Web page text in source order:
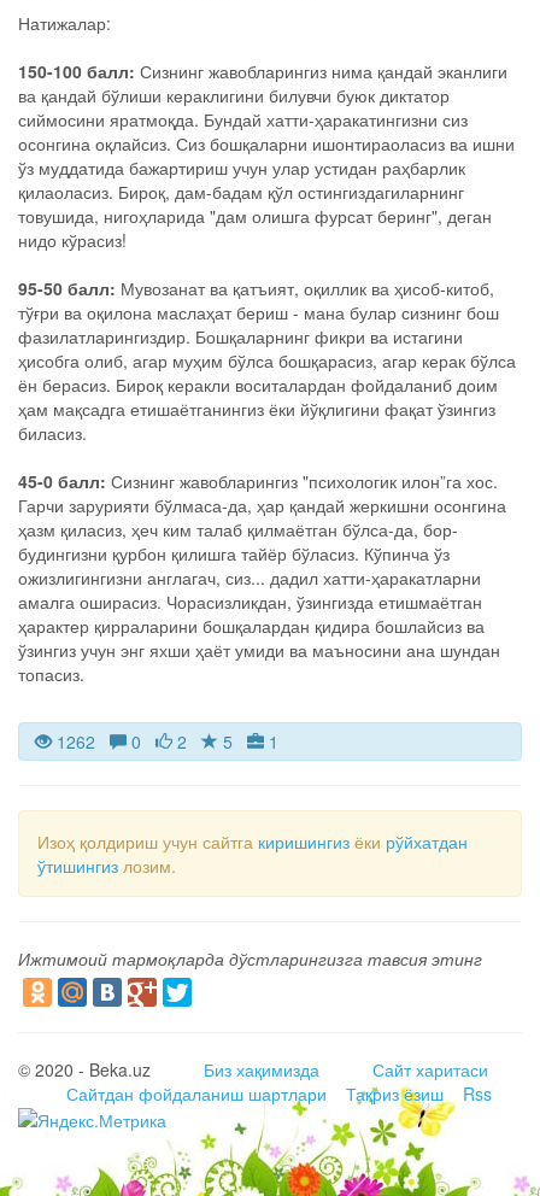
Натижалар:
150-100 балл: Сизнинг жавобларингиз нима қандай эканлиги
ва қандай бўлиши кераклигини билувчи буюк диктатор
сиймосини яратмоқда. Бундай хатти-ҳаракатингизни сиз
осонгина оқлайсиз. Сиз бошқаларни ишонтираоласиз ва ишни
ўз муддатида бажартириш учун улар устидан раҳбарлик
қилаоласиз. Бироқ, дам-бадам қўл остингиздагиларнинг
товушида, нигоҳларида "дам олишга фурсат беринг", деган
нидо кўрасиз!
95-50 балл: Мувозанат ва қатъият, оқиллик ва ҳисоб-китоб,
тўғри ва оқилона маслаҳат бериш - мана булар сизнинг бош
фазилатларингиздир. Бошқаларнинг фикри ва истагини
ҳисобга олиб, агар муҳим бўлса бошқарасиз, агар керак бўлса
ён берасиз. Бироқ керакли воситалардан фойдаланиб доим
ҳам мақсадга етишаётганингиз ёки йўқлигини фақат ўзингиз
биласиз.
45-0 балл: Сизнинг жавобларингиз "психологик илон”га хос.
Гарчи зарурияти бўлмаса-да, ҳар қандай жеркишни осонгина
ҳазм қиласиз, ҳеч ким талаб қилмаётган бўлса-да, бор-
будингизни қурбон қилишга тайёр бўласиз. Кўпинча ўз
ожизлигингизни англагач, сиз... дадил хатти-ҳаракатларни
амалга оширасиз. Чорасизликдан, ўзингизда етишмаётган
ҳарактер қирраларини бошқалардан қидира бошлайсиз ва
ўзингиз учун энг яхши ҳаёт умиди ва маъносини ана шундан
топасиз.
1262 0 2 5 1
Изоҳ қолдириш учун сайтга киришингиз ёки рўйхатдан
ўтишингиз лозим.
Ижтимоий тармоқларда дўстларингизга тавсия этинг
© 2020 - Beka.uz Биз хақимизда
Сайт харитаси
Сайтдан фойдаланиш шартлари
Тақриз ёзиш Rss